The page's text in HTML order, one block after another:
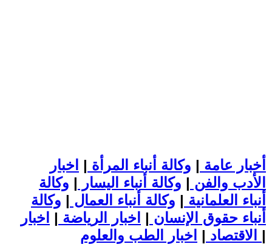
أخبار عامة | وكالة أنباء المرأة | اخبار
الأدب والفن | وكالة أنباء اليسار | وكالة
أنباء العلمانية | وكالة أنباء العمال | وكالة
أنباء حقوق الإنسان | اخبار الرياضة | اخبار
الاقتصاد | |